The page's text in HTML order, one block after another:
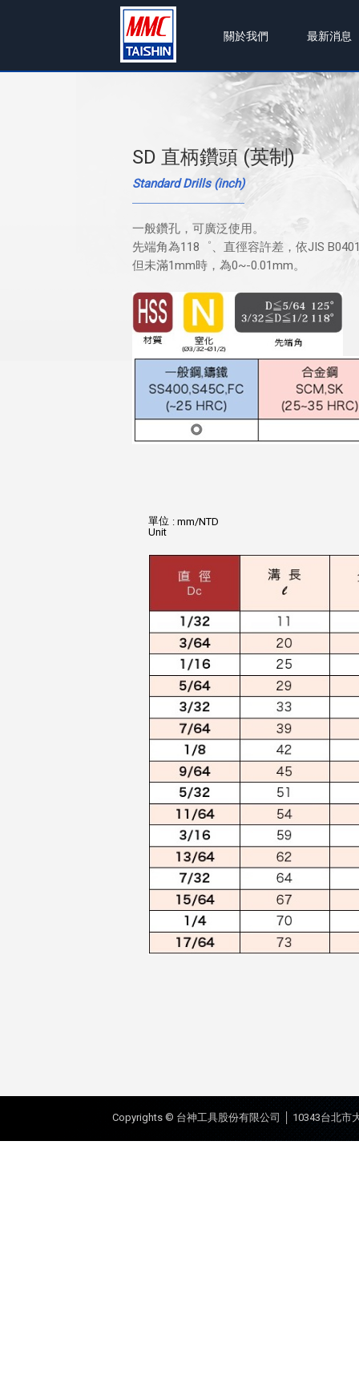
關於我們 最新消息
SD 直柄鑽頭 (英制)
Standard Drills (inch)
一般鑽孔，可廣泛使用。
先端角為118゜、直徑容許差，依JIS
但未滿1mm時，為0~-0.01mm。
單位
Unit
: mm/NTD
Copyrights © 台神工具股份有限公司 │ 10343台北市